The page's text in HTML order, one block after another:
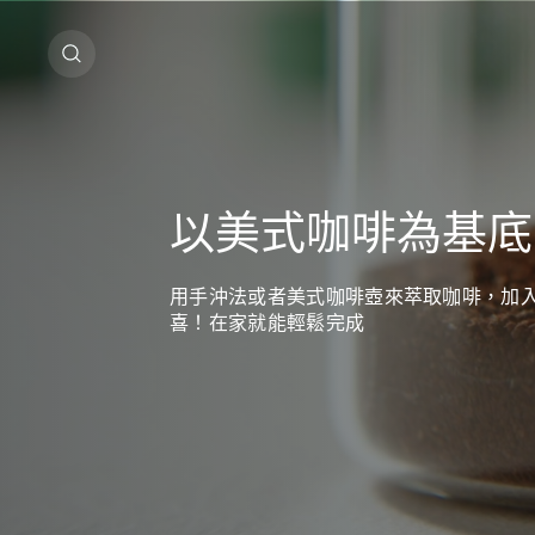
以美式咖啡為基底
用手沖法或者美式咖啡壺來萃取咖啡，加
喜！在家就能輕鬆完成